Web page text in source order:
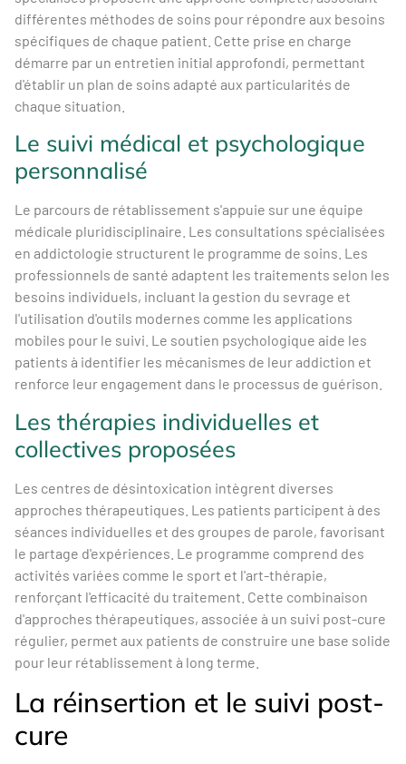
différentes méthodes de soins pour répondre aux besoins
spécifiques de chaque patient. Cette prise en charge
démarre par un entretien initial approfondi, permettant
d'établir un plan de soins adapté aux particularités de
chaque situation.
Le suivi médical et psychologique
personnalisé
Le parcours de rétablissement s'appuie sur une équipe
médicale pluridisciplinaire. Les consultations spécialisées
en addictologie structurent le programme de soins. Les
professionnels de santé adaptent les traitements selon les
besoins individuels, incluant la gestion du sevrage et
l'utilisation d'outils modernes comme les applications
mobiles pour le suivi. Le soutien psychologique aide les
patients à identifier les mécanismes de leur addiction et
renforce leur engagement dans le processus de guérison.
Les thérapies individuelles et
collectives proposées
Les centres de désintoxication intègrent diverses
approches thérapeutiques. Les patients participent à des
séances individuelles et des groupes de parole, favorisant
le partage d'expériences. Le programme comprend des
activités variées comme le sport et l'art-thérapie,
renforçant l'efficacité du traitement. Cette combinaison
d'approches thérapeutiques, associée à un suivi post-cure
régulier, permet aux patients de construire une base solide
pour leur rétablissement à long terme.
La réinsertion et le suivi post-
cure